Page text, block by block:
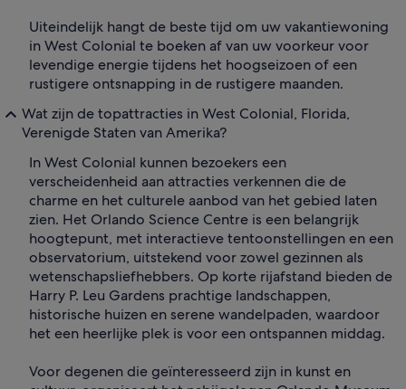
Uiteindelijk hangt de beste tijd om uw vakantiewoning
in West Colonial te boeken af van uw voorkeur voor
levendige energie tijdens het hoogseizoen of een
rustigere ontsnapping in de rustigere maanden.
Wat zijn de topattracties in West Colonial, Florida,
Verenigde Staten van Amerika?
In West Colonial kunnen bezoekers een
verscheidenheid aan attracties verkennen die de
charme en het culturele aanbod van het gebied laten
zien. Het Orlando Science Centre is een belangrijk
hoogtepunt, met interactieve tentoonstellingen en een
observatorium, uitstekend voor zowel gezinnen als
wetenschapsliefhebbers. Op korte rijafstand bieden de
Harry P. Leu Gardens prachtige landschappen,
historische huizen en serene wandelpaden, waardoor
het een heerlijke plek is voor een ontspannen middag.
Voor degenen die geïnteresseerd zijn in kunst en